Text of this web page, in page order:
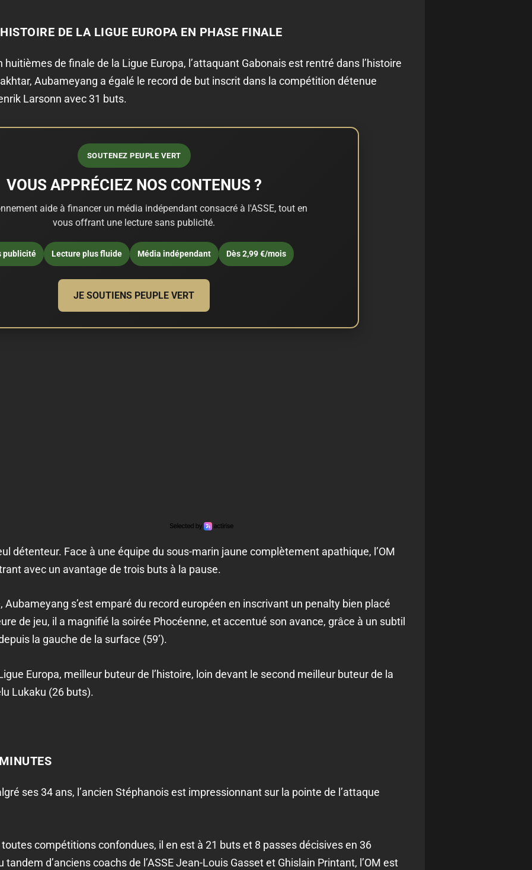
DE LA LIGUE EUROPA EN PHASE FINALE
huitièmes de finale de la Ligue Europa, l’attaquant Gabonais est rentré dans l’histoire
Aubameyang a égalé le record de but inscrit dans la compétition détenue
Larsonn avec 31 buts.
SOUTENEZ PEUPLE VERT
VOUS APPRÉCIEZ NOS CONTENUS ?
aide à financer un média indépendant consacré à l'ASSE, tout en
vous offrant une lecture sans publicité.
publicité Lecture plus fluide Média indépendant Dès 2,99 €/mois
JE SOUTIENS PEUPLE VERT
détenteur. Face à une équipe du sous-marin jaune complètement apathique, l’OM
avec un avantage de trois buts à la pause.
s’est emparé du record européen en inscrivant un penalty bien placé
de jeu, il a magnifié la soirée Phocéenne, et accentué son avance, grâce à un subtil
la gauche de la surface (59’).
Europa, meilleur buteur de l’histoire, loin devant le second meilleur buteur de la
Lukaku (26 buts).
ses 34 ans, l’ancien Stéphanois est impressionnant sur la pointe de l’attaque
compétitions confondues, il en est à 21 buts et 8 passes décisives en 36
tandem d’anciens coachs de l’ASSE Jean-Louis Gasset et Ghislain Printant, l’OM est